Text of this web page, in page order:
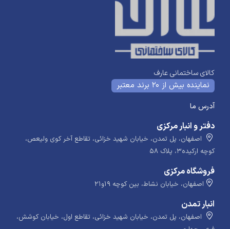
کالای ساختمانی عارف
نماینده بیش از 20 برند معتبر
آدرس ما
دفتر و انبار مرکزی
اصفهان، پل تمدن، خیابان شهید خزائی، تقاطع آخر کوی ولیعص،
کوچه ارکیده۳، پلاک ۵۸
فروشگاه مرکزی
اصفهان، خیابان نشاط، بین کوچه ۱۹و۲۱
انبار تمدن
اصفهان، پل تمدن، خیابان شهید خزائی، تقاطع اول، خیابان کوشش،